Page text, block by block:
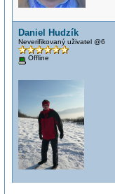
Daniel Hudzík
Neverifikovaný uživatel @6
Offline